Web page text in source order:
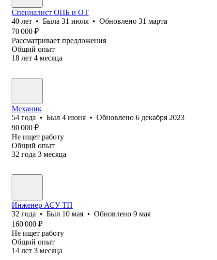
Специалист ОПБ и ОТ
40 лет • Была 31 июля • Обновлено 31 марта
70 000 ₽
Рассматривает предложения
Общий опыт
18 лет 4 месяца
Механик
54 года • Был 4 июня • Обновлено 6 декабря 2023
90 000 ₽
Не ищет работу
Общий опыт
32 года 3 месяца
Инженер АСУ ТП
32 года • Был 10 мая • Обновлено 9 мая
160 000 ₽
Не ищет работу
Общий опыт
14 лет 3 месяца